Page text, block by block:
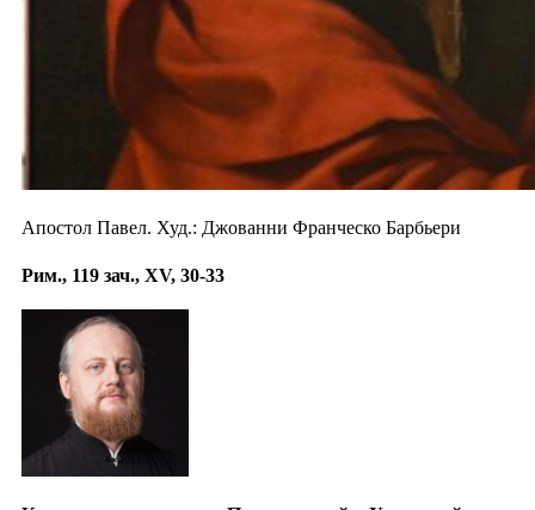
Апостол Павел. Худ.: Джованни Франческо Барбьери
Рим., 119 зач., XV, 30-33